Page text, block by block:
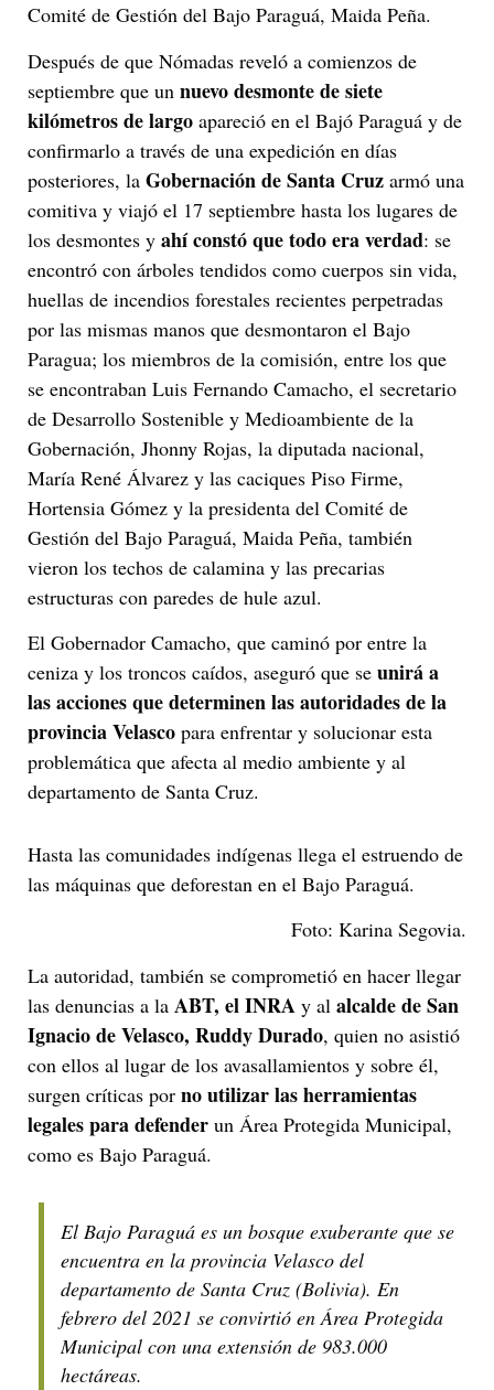
Comité de Gestión del Bajo Paraguá, Maida Peña.
Después de que Nómadas reveló a comienzos de
septiembre que un nuevo desmonte de siete
kilómetros de largo apareció en el Bajó Paraguá y de
confirmarlo a través de una expedición en días
posteriores, la Gobernación de Santa Cruz armó una
comitiva y viajó el 17 septiembre hasta los lugares de
los desmontes y ahí constó que todo era verdad: se
encontró con árboles tendidos como cuerpos sin vida,
huellas de incendios forestales recientes perpetradas
por las mismas manos que desmontaron el Bajo
Paragua; los miembros de la comisión, entre los que
se encontraban Luis Fernando Camacho, el secretario
de Desarrollo Sostenible y Medioambiente de la
Gobernación, Jhonny Rojas, la diputada nacional,
María René Álvarez y las caciques Piso Firme,
Hortensia Gómez y la presidenta del Comité de
Gestión del Bajo Paraguá, Maida Peña, también
vieron los techos de calamina y las precarias
estructuras con paredes de hule azul.
El Gobernador Camacho, que caminó por entre la
ceniza y los troncos caídos, aseguró que se unirá a
las acciones que determinen las autoridades de la
provincia Velasco para enfrentar y solucionar esta
problemática que afecta al medio ambiente y al
departamento de Santa Cruz.
Hasta las comunidades indígenas llega el estruendo de
las máquinas que deforestan en el Bajo Paraguá.
Foto: Karina Segovia.
La autoridad, también se comprometió en hacer llegar
las denuncias a la ABT, el INRA y al alcalde de San
Ignacio de Velasco, Ruddy Durado, quien no asistió
con ellos al lugar de los avasallamientos y sobre él,
surgen críticas por no utilizar las herramientas
legales para defender un Área Protegida Municipal,
como es Bajo Paraguá.
El Bajo Paraguá es un bosque exuberante que se
encuentra en la provincia Velasco del
departamento de Santa Cruz (Bolivia). En
febrero del 2021 se convirtió en Área Protegida
Municipal con una extensión de 983.000
hectáreas.